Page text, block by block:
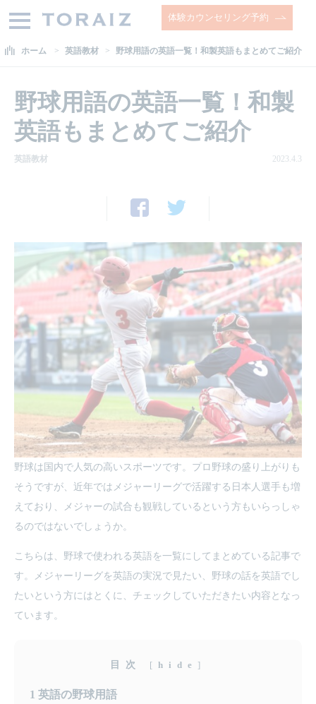
体験カウンセリング予約
ホーム 英語教材 野球用語の英語一覧！和製英語もまとめてご紹介
野球用語の英語一覧！和製
英語もまとめてご紹介
英語教材 2023.4.3
野球は国内で人気の高いスポーツです。プロ野球の盛り上がりも
そうですが、近年ではメジャーリーグで活躍する日本人選手も増
えており、メジャーの試合も観戦しているという方もいらっしゃ
るのではないでしょうか。
こちらは、野球で使われる英語を一覧にしてまとめている記事で
す。メジャーリーグを英語の実況で見たい、野球の話を英語でし
たいという方にはとくに、チェックしていただきたい内容となっ
ています。
目次 [ hide ]
1 英語の野球用語